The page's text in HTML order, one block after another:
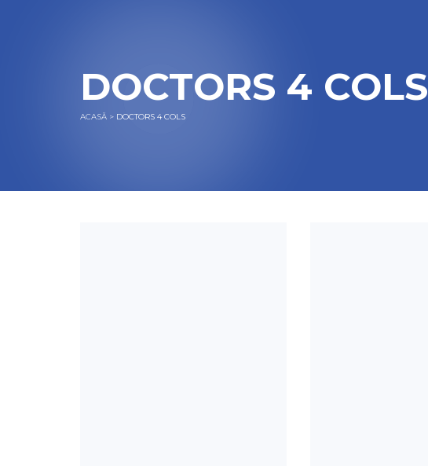
DOCTORS 4 COLS
ACASĂ > DOCTORS 4 COLS